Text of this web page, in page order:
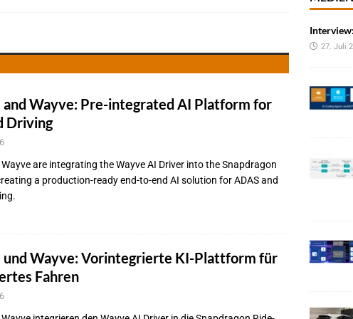
qualifizieren NOR-Flash für KI-Cockpits NEWS
mit UNVI für die Bereitstellung autonomer Busse
wächst kräftig – Auftragseingänge erreichen Rekordniveau
KI-Workflows für die Cybersecurity-Validierung NEWS
and Wayve: Pre-integrated AI Platform for
Driving
are integrating the Wayve AI Driver into the Snapdragon
a production-ready end-to-end AI solution for ADAS and
und Wayve: Vorintegrierte KI-Plattform für
Fahren
27. Juli